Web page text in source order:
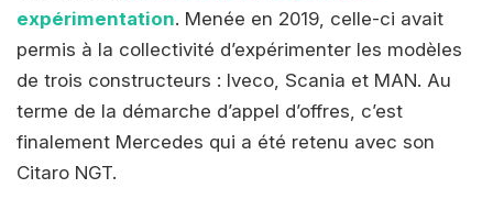
expérimentation. Menée en 2019, celle-ci avait
permis à la collectivité d’expérimenter les modèles
de trois constructeurs : Iveco, Scania et MAN. Au
terme de la démarche d’appel d’offres, c’est
finalement Mercedes qui a été retenu avec son
Citaro NGT.